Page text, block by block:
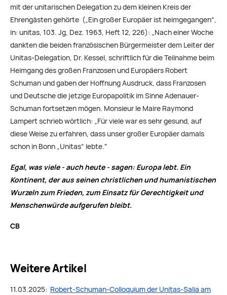
mit der unitarischen Dele­gation zu dem kleinen Kreis der
Ehrengästen gehörte („Ein großer Europäer ist heimgegangen“,
in: unitas, 103. Jg, Dez. 1963, Heft 12, 226): „Nach einer Woche
dankten die beiden fran­zösischen Bürgermeister dem Leiter der
Unitas-­Delegation, Dr. Kessel, schriftlich für die Teil­nahme beim
Heimgang des großen Franzosen und Europäers Robert
Schuman und gaben der Hoffnung Ausdruck, dass Franzosen
und Deut­sche die jetzige Europapolitik im Sinne Aden­auer-
Schuman fortsetzen mögen. Monsieur le Maire Raymond
Lampert schrieb wörtlich: „Für viele war es sehr gesund, auf
diese Weise zu erfahren, dass unser großer Europäer damals
schon in Bonn „Unitas“ lebte."
Egal, was viele - auch heute - sagen: Europa lebt. Ein
Kontinent, der aus seinen christlichen und humanistischen
Wurzeln zum Frieden, zum Einsatz für Gerechtigkeit und
Menschenwürde aufgerufen bleibt.
CB
Weitere Artikel
11.03.2025: Robert-Schuman-Colloquium der Unitas-Salia am